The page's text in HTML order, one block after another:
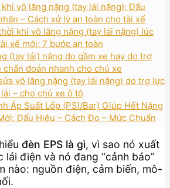
vô lăng nặng (tay lái nặng): Dấu
– Cách xử lý an toàn cho tài xế
khi vô lăng nặng (tay lái nặng) lúc
xế mới: 7 bước an toàn
(tay lái) nặng do gầm xe hay do trợ
chẩn đoán nhanh cho chủ xe
vô lăng nặng (tay lái nặng) do trợ lực
– cho chủ xe ô tô
Áp Suất Lốp (PSI/Bar) Giúp Hết Nặng
Dấu Hiệu – Cách Đo – Mức Chuẩn
đèn EPS là gì, vì sao nó xuất
lái điện và nó đang “cảnh báo”
nào: nguồn điện, cảm biến, mô-